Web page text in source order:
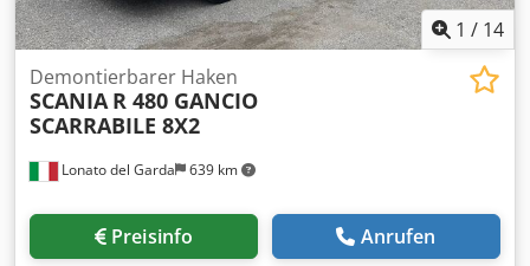
1 / 14
Lonato del Garda 639 km
Demontierbarer Haken
SCANIA R 480 GANCIO
SCARRABILE 8X2
Preisinfo Anrufen